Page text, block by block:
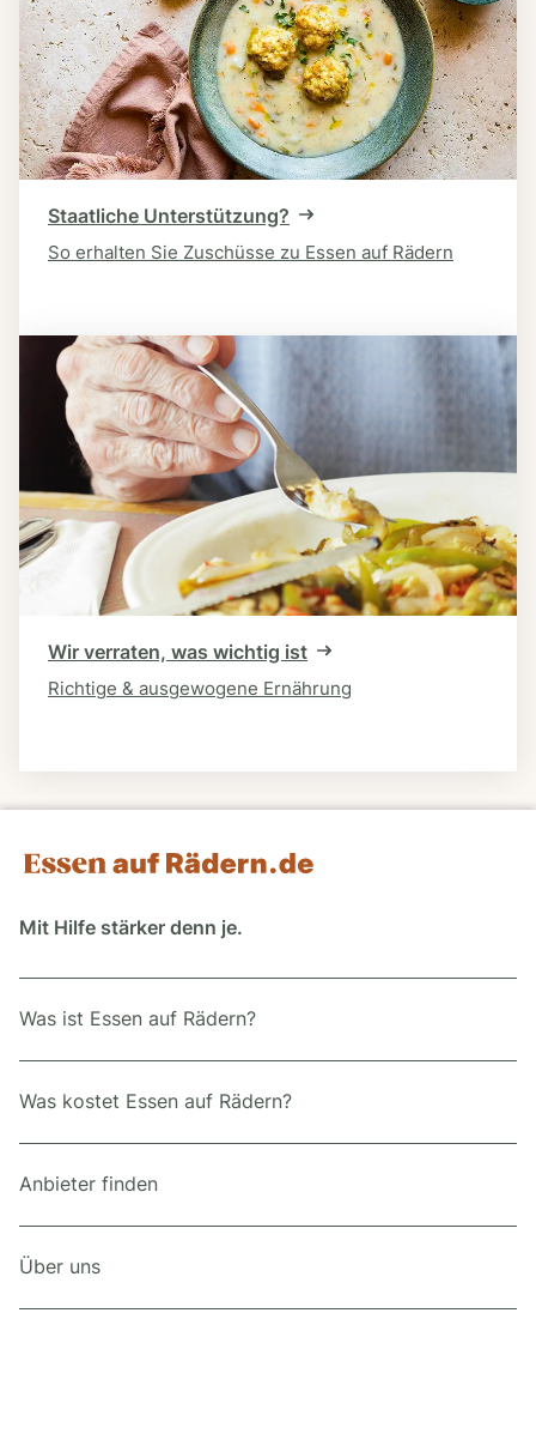
Staatliche Unterstützung?
So erhalten Sie Zuschüsse zu Essen auf Rädern
Wir verraten, was wichtig ist
Richtige & ausgewogene Ernährung
Mit Hilfe stärker denn je.
Was ist Essen auf Rädern?
Was kostet Essen auf Rädern?
Anbieter finden
Über uns